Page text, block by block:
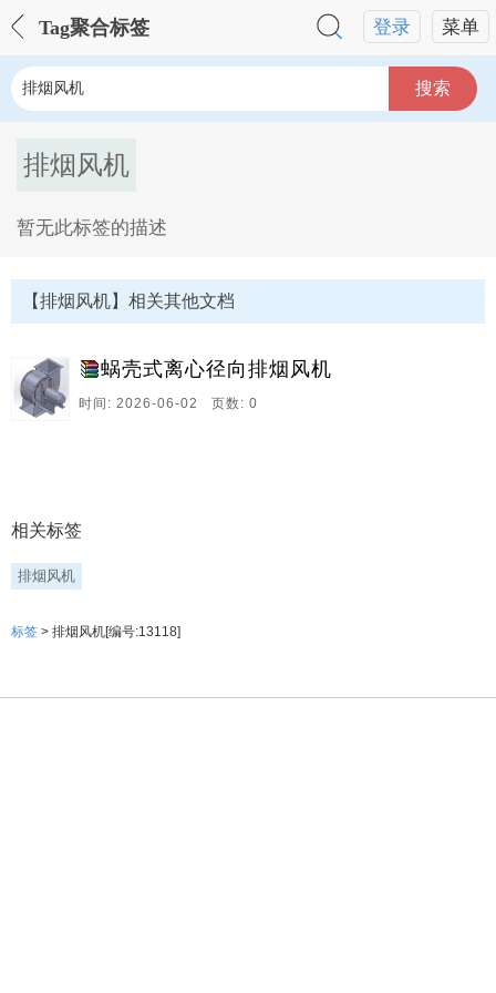
菜单
登录
Tag聚合标签
搜索
排烟风机
暂无此标签的描述
【排烟风机】相关其他文档
蜗壳式离心径向排烟风机
时间: 2026-06-02 页数: 0
相关标签
排烟风机
标签 > 排烟风机[编号:13118]